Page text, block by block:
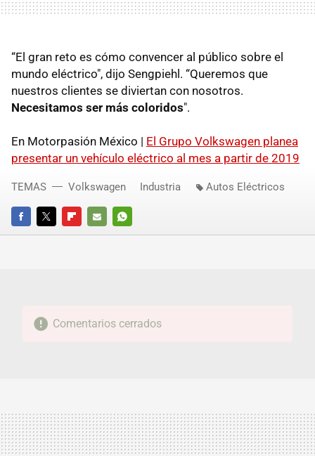
“El gran reto es cómo convencer al público sobre el
mundo eléctrico", dijo Sengpiehl. “Queremos que
nuestros clientes se diviertan con nosotros.
Necesitamos ser más coloridos".
En Motorpasión México | El Grupo Volkswagen planea
presentar un vehículo eléctrico al mes a partir de 2019
FACEBOOKTWITTERFLIPBOARD
E-
WHATSAPP
TEMAS Volkswagen Industria Autos Eléctricos
Comentarios cerrados